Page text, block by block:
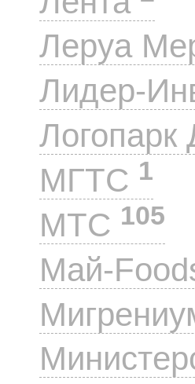
Леруа
Лидер-
МГТС 1
МТС 105
Май-